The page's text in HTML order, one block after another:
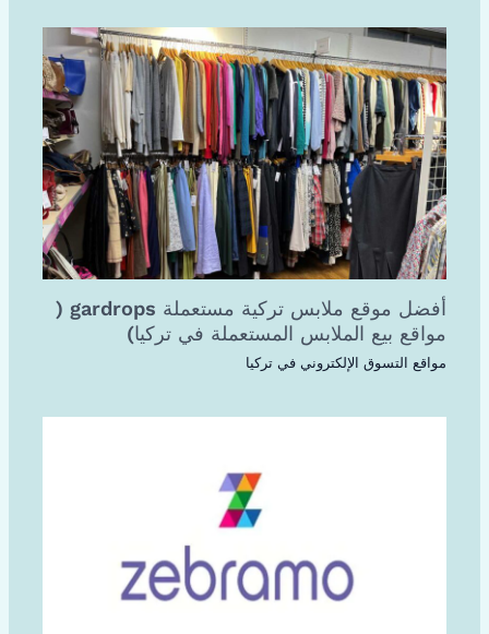
أفضل موقع ملابس تركية مستعملة gardrops (
مواقع بيع الملابس المستعملة في تركيا)
مواقع التسوق الإلكتروني في تركيا